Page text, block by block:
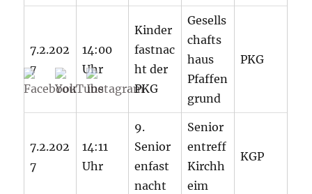
7.2.202
7
14:00
Uhr
Kinder
fastnac
ht der
PKG
Gesells
chafts
haus
Pfaffen
grund
PKG
7.2.202
7
14:11
Uhr
9.
Senior
enfast
nacht
Senior
entreff
Kirchh
eim
KGP